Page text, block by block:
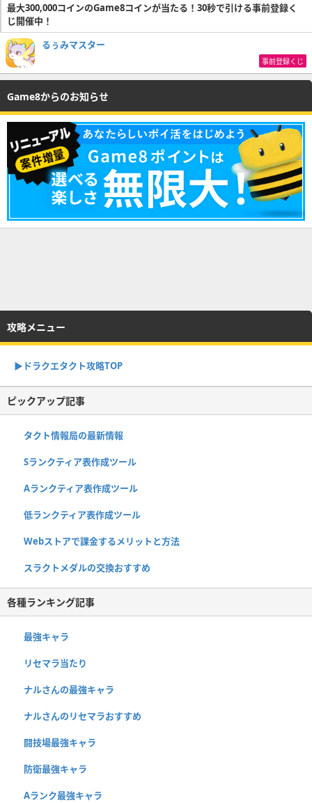
最大300,000コインのGame8コインが当たる！30秒で引ける事前登録く
じ開催中！
るぅみマスター
事前登録くじ
Game8からのお知らせ
攻略メニュー
▶︎ドラクエタクト攻略TOP
ピックアップ記事
タクト情報局の最新情報
Sランクティア表作成ツール
Aランクティア表作成ツール
低ランクティア表作成ツール
Webストアで課金するメリットと方法
スラクトメダルの交換おすすめ
各種ランキング記事
最強キャラ
リセマラ当たり
ナルさんの最強キャラ
ナルさんのリセマラおすすめ
闘技場最強キャラ
防衛最強キャラ
Aランク最強キャラ